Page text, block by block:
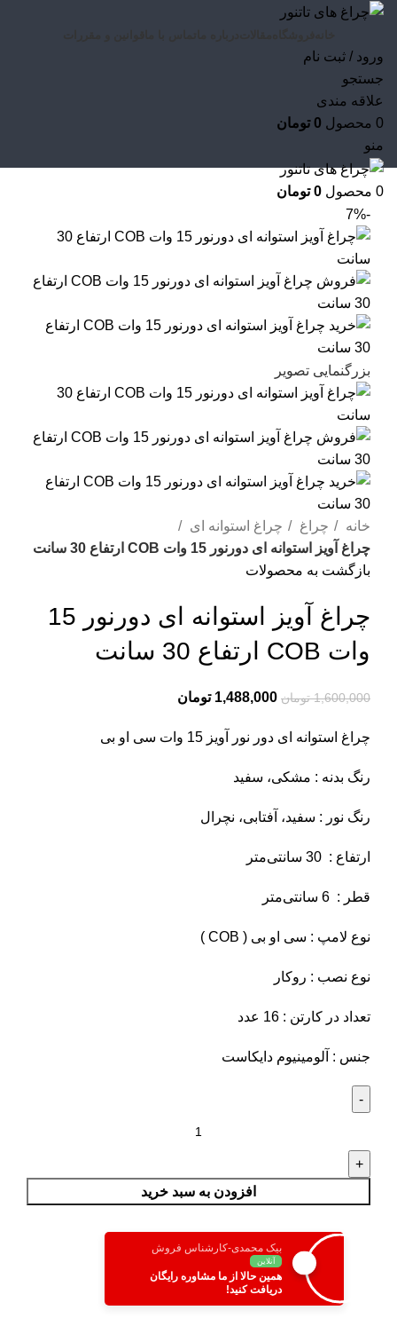
ورود / ثبت نام
جستجو
علاقه مندی
0 محصول 0 تومان
منو
0 محصول 0 تومان
-7%
بزرگنمایی تصویر
خانه چراغ
چراغ استوانه ای
چراغ آویز استوانه ای دورنور 15 وات COB ارتفاع 30 سانت
بازگشت به محصولات
چراغ آویز استوانه ای دورنور 15
وات COB ارتفاع 30 سانت
1,600,000 تومان 1,488,000 تومان
چراغ استوانه ای دور نور آویز 15 وات سی او بی
رنگ بدنه : مشکی، سفید
رنگ نور : سفید، آفتابی، نچرال
ارتفاع : 30 سانتی‌متر
قطر : 6 سانتی‌متر
نوع لامپ : سی او بی ( COB )
نوع نصب : روکار
تعداد در کارتن : 16 عدد
جنس : آلومینیوم دایکاست
افزودن به سبد خرید
بیک محمدی-کارشناس فروش
آنلاین
همین حالا از ما مشاوره رایگان
دریافت کنید!